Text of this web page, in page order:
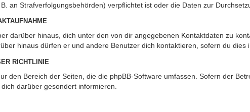
an Strafverfolgungsbehörden) verpflichtet ist oder die Daten zur
darüber hinaus, dich unter den von dir angegebenen Kontaktdaten zu
hinaus dürfen er und andere Benutzer dich kontaktieren, sofern du
RICHTLINIE
den Bereich der Seiten, die die phpBB-Software umfassen. Sofern der
darüber gesondert informieren.